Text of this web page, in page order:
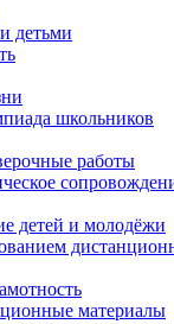
детьми
школьников
работы
детей и молодёжи
материалы